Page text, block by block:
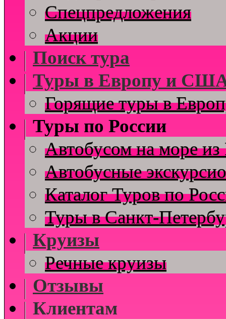
Спецпредложения
Акции
Поиск тура
Туры в Европу и
Горящие туры в
Туры по России
Автобусом на море из
Автобусные
Каталог Туров по
Туры в Санкт-
Круизы
Речные круизы
Отзывы
Клиентам